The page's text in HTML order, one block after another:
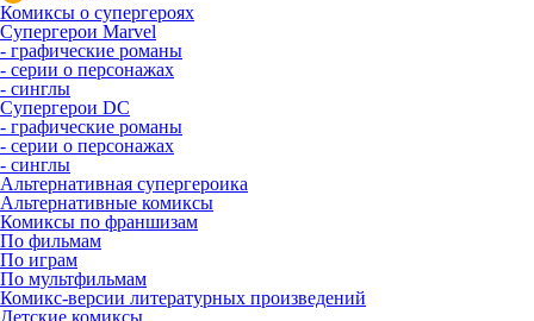
Комиксы о супергероях
Супергерои Marvel
- графические романы
- серии о персонажах
- синглы
Супергерои DC
- графические романы
- серии о персонажах
- синглы
Альтернативная супергероика
Альтернативные комиксы
Комиксы по франшизам
По фильмам
По играм
По мультфильмам
Комикс-версии литературных произведений
Детские комиксы